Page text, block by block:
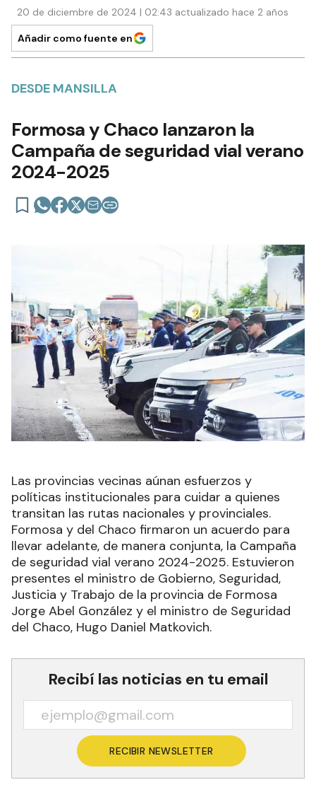
20 de diciembre de 2024 | 02:43 actualizado hace 2 años
Añadir como fuente en
DESDE MANSILLA
Formosa y Chaco lanzaron la
Campaña de seguridad vial verano
2024-2025
Las provincias vecinas aúnan esfuerzos y
políticas institucionales para cuidar a quienes
transitan las rutas nacionales y provinciales.
Formosa y del Chaco firmaron un acuerdo para
llevar adelante, de manera conjunta, la Campaña
de seguridad vial verano 2024-2025. Estuvieron
presentes el ministro de Gobierno, Seguridad,
Justicia y Trabajo de la provincia de Formosa
Jorge Abel González y el ministro de Seguridad
del Chaco, Hugo Daniel Matkovich.
Recibí las noticias en tu email
RECIBIR NEWSLETTER